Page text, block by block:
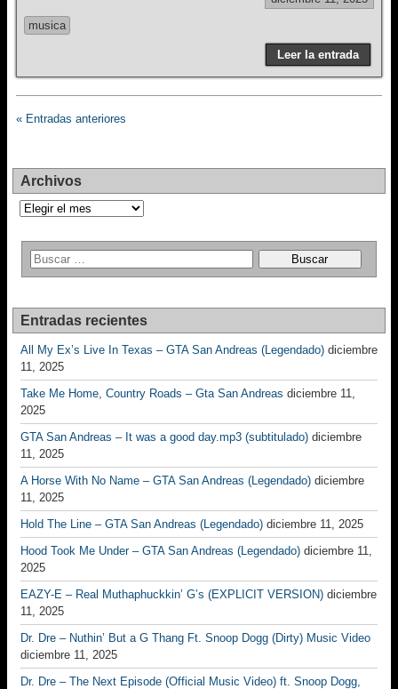
musica
Leer la entrada
« Entradas anteriores
Archivos
Archivos
Entradas recientes
All My Ex’s Live In Texas – GTA San Andreas (Legendado) diciembre
11, 2025
Take Me Home, Country Roads – Gta San Andreas diciembre 11,
2025
GTA San Andreas – It was a good day.mp3 (subtitulado) diciembre
11, 2025
A Horse With No Name – GTA San Andreas (Legendado) diciembre
11, 2025
Hold The Line – GTA San Andreas (Legendado) diciembre 11, 2025
Hood Took Me Under – GTA San Andreas (Legendado) diciembre 11,
2025
EAZY-E – Real Muthaphuckkin’ G’s (EXPLICIT VERSION) diciembre
11, 2025
Dr. Dre – Nuthin’ But a G Thang Ft. Snoop Dogg (Dirty) Music Video
diciembre 11, 2025
Dr. Dre – The Next Episode (Official Music Video) ft. Snoop Dogg,